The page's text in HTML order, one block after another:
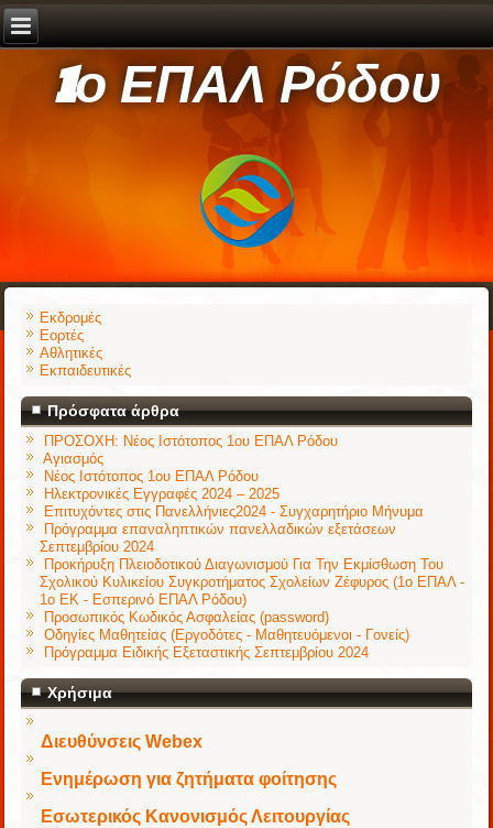
1ο ΕΠΑΛ Ρόδου
Εκδρομές
Εορτές
Αθλητικές
Εκπαιδευτικές
Πρόσφατα άρθρα
ΠΡΟΣΟΧΗ: Νέος Ιστότοπος 1ου ΕΠΑΛ Ρόδου
Αγιασμός
Νέος Ιστότοπος 1ου ΕΠΑΛ Ρόδου
Ηλεκτρονικές Εγγραφές 2024 – 2025
Επιτυχόντες στις Πανελλήνιες2024 - Συγχαρητήριο Μήνυμα
Πρόγραμμα επαναληπτικών πανελλαδικών εξετάσεων
Σεπτεμβρίου 2024
Προκήρυξη Πλειοδοτικού Διαγωνισμού Για Την Εκμίσθωση Του
Σχολικού Κυλικείου Συγκροτήματος Σχολείων Ζέφυρος (1ο ΕΠΑΛ -
1ο ΕΚ - Εσπερινό ΕΠΑΛ Ρόδου)
Προσωπικός Κωδικός Ασφαλείας (password)
Οδηγίες Μαθητείας (Εργοδότες - Μαθητευόμενοι - Γονείς)
Πρόγραμμα Ειδικής Εξεταστικής Σεπτεμβρίου 2024
Χρήσιμα
Διευθύνσεις Webex
Ενημέρωση για ζητήματα φοίτησης
Εσωτερικός Κανονισμός Λειτουργίας